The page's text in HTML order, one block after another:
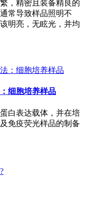
，精密且装备精良的
常导致样品照明不
明亮，无眩光，并均
细胞培养样品
白表达载体，并在培
免疫荧光样品的制备